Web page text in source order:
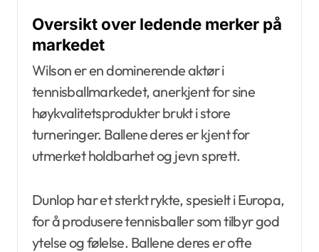
Oversikt over ledende merker på
markedet
Wilson er en dominerende aktør i
tennisballmarkedet, anerkjent for sine
høykvalitetsprodukter brukt i store
turneringer. Ballene deres er kjent for
utmerket holdbarhet og jevn sprett.
Dunlop har et sterkt rykte, spesielt i Europa,
for å produsere tennisballer som tilbyr god
ytelse og følelse. Ballene deres er ofte